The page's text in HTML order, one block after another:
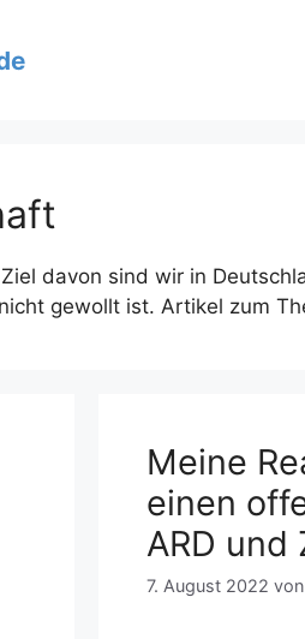
davon sind wir in
gewollt ist. Artikel zum
Meine
einen
ARD und
7. August 2022 von